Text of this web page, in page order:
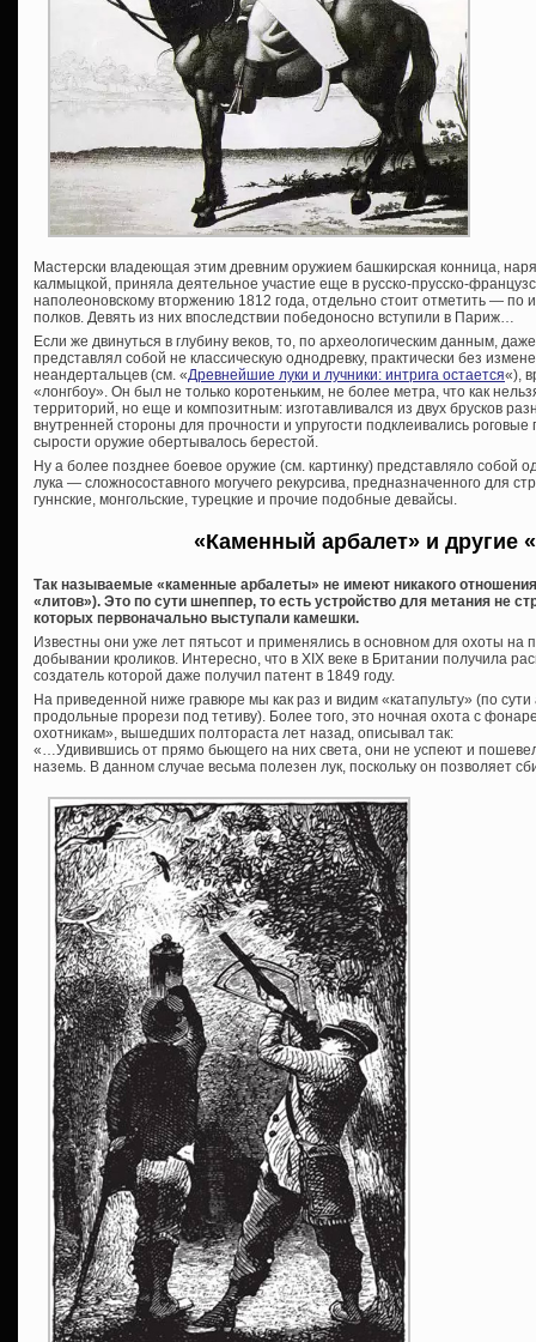
Мастерски владеющая этим древним оружием башкирская конница,
калмыцкой, приняла деятельное участие еще в русско-прусско-
наполеоновскому вторжению 1812 года, отдельно стоит отметить — по
полков. Девять из них впоследствии победоносно вступили в Париж…
Если же двинуться в глубину веков, то, по археологическим данным,
представлял собой не классическую однодревку, практически без
неандертальцев (см. «Древнейшие луки и лучники: интрига остается«),
«лонгбоу». Он был не только коротеньким, не более метра, что как
территорий, но еще и композитным: изготавливался из двух брусков
внутренней стороны для прочности и упругости подклеивались
сырости оружие обертывалось берестой.
Ну а более позднее боевое оружие (см. картинку) представляло собой
лука — сложносоставного могучего рекурсива, предназначенного для
гуннские, монгольские, турецкие и прочие подобные девайсы.
«Каменный арбалет» и другие
Так называемые «каменные арбалеты» не имеют никакого отношения
«литов»). Это по сути шнеппер, то есть устройство для метания не
которых первоначально выступали камешки.
Известны они уже лет пятьсот и применялись в основном для охоты на
добывании кроликов. Интересно, что в XIX веке в Британии получила
создатель которой даже получил патент в 1849 году.
На приведенной ниже гравюре мы как раз и видим «катапульту» (по
продольные прорези под тетиву). Более того, это ночная охота с
охотникам», вышедших полтораста лет назад, описывал так:
«…Удивившись от прямо бьющего на них света, они не успеют и
наземь. В данном случае весьма полезен лук, поскольку он позволяет